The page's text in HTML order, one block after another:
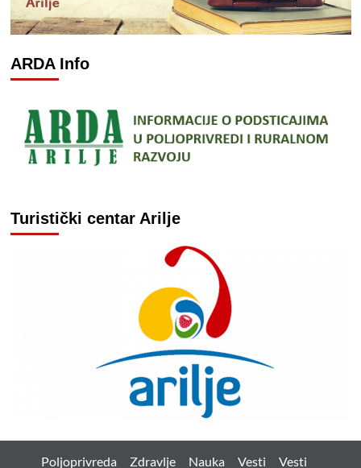
ARDA Info
Turistički centar Arilje
Poljoprivreda Zdravlje Nauka Vesti Vesti